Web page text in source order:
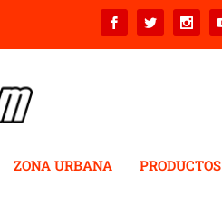
ZONA URBANA PRODUCTOS